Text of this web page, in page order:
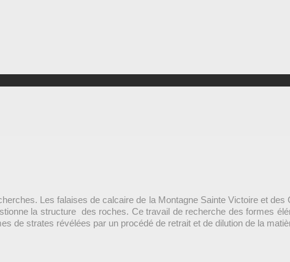
Les falaises de calcaire de la Montagne Sainte Victoire et
la structure des roches. Ce travail de recherche des formes
de strates révélées par un procédé de retrait et de dilution de la